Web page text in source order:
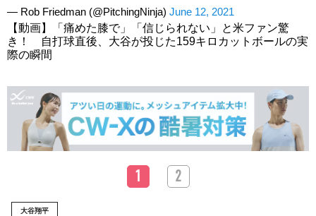
— Rob Friedman (@PitchingNinja) June 12, 2021
【動画】「痛めた膝で」「信じられない」と米ファン驚
き！ 自打球直後、大谷が投じた159キロカットボールの実
際の瞬間
1 2
大谷翔平